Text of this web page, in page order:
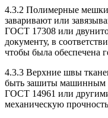
4.3.2 Полимерные
заваривают или
ГОСТ 17308 или
документу, в
чтобы была обеспечена
4.3.3 Верхние швы
быть зашиты машинным
ГОСТ 14961 или
механическую